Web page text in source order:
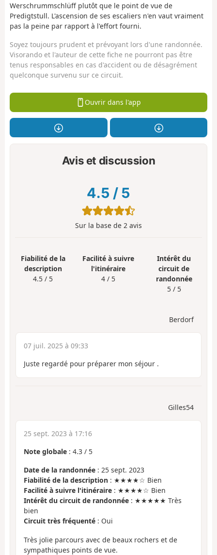
Werschrummschlüff plutôt que le point de vue de
Predigtstull. L'ascension de ses escaliers n'en vaut vraiment
pas la peine par rapport à l'effort fourni.
Soyez toujours prudent et prévoyant lors d'une randonnée.
Visorando et l'auteur de cette fiche ne pourront pas être
tenus responsables en cas d'accident ou de désagrément
quelconque survenu sur ce circuit.
Ouvrir dans l'app
Avis et discussion
4.5 / 5
Sur la base de 2 avis
Fiabilité de la
description
4.5 / 5
Facilité à suivre
l'itinéraire
4 / 5
Intérêt du
circuit de
randonnée
5 / 5
Berdorf
07 juil. 2025 à 09:33
Juste regardé pour préparer mon séjour .
Gilles54
25 sept. 2023 à 17:16
Note globale : 4.3 / 5
Date de la randonnée : 25 sept. 2023
Fiabilité de la description : ★★★★☆ Bien
Facilité à suivre l'itinéraire : ★★★★☆ Bien
Intérêt du circuit de randonnée : ★★★★★ Très
bien
Circuit très fréquenté : Oui
Très jolie parcours avec de beaux rochers et de
sympathiques points de vue.